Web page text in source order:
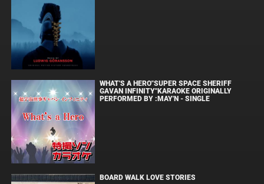
WHAT'S A HERO"SUPER SPACE SHERIFF
GAVAN INFINITY"KARAOKE ORIGINALLY
PERFORMED BY :MAY'N - SINGLE
BOARD WALK LOVE STORIES